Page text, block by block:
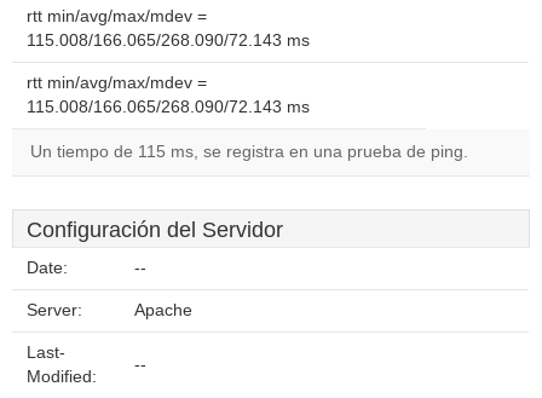
rtt min/avg/max/mdev =
115.008/166.065/268.090/72.143 ms
rtt min/avg/max/mdev =
115.008/166.065/268.090/72.143 ms
Un tiempo de 115 ms, se registra en una prueba de ping.
Configuración del Servidor
Date: --
Server: Apache
Last-
Modified:
--